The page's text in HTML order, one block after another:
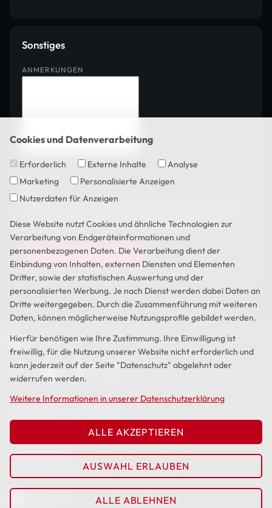
Sonstiges
ANMERKUNGEN
DATENSCHUTZ
Ich bin mit der Verarbeitung meiner Daten gemäß
denDatenschutzbestimmungeneinverstanden
Cookies und Datenverarbeitung
Erforderlich Externe Inhalte
Analyse
Marketing
Personalisierte Anzeigen
Nutzerdaten für Anzeigen
Diese Website nutzt Cookies und ähnliche Technologien zur
Verarbeitung von Endgeräteinformationen und
personenbezogenen Daten. Die Verarbeitung dient der
Einbindung von Inhalten, externen Diensten und Elementen
Dritter, sowie der statistischen Auswertung und der
personalisierten Werbung. Je nach Dienst werden dabei Daten an
Dritte weitergegeben. Durch die Zusammenführung mit weiteren
Daten, können möglicherweise Nutzungsprofile gebildet werden.
Hierfür benötigen wie Ihre Zustimmung. Ihre Einwilligung ist
freiwillig, für die Nutzung unserer Website nicht erforderlich und
kann jederzeit auf der Seite "Datenschutz" abgelehnt oder
widerrufen werden.
Weitere Informationen in unserer Datenschutzerklärung
ALLE AKZEPTIEREN
AUSWAHL ERLAUBEN
ALLE ABLEHNEN